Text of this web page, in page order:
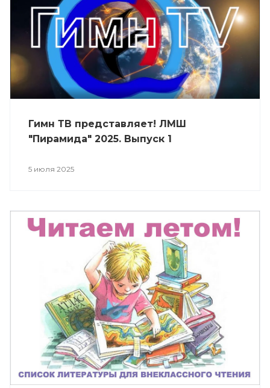
Гимн ТВ представляет! ЛМШ
"Пирамида" 2025. Выпуск 1
5 июля 2025